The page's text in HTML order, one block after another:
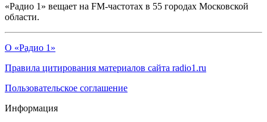
«Радио 1» вещает на FM-частотах в 55 городах Московской
области.
О «Радио 1»
Правила цитирования материалов сайта radio1.ru
Пользовательское соглашение
Информация